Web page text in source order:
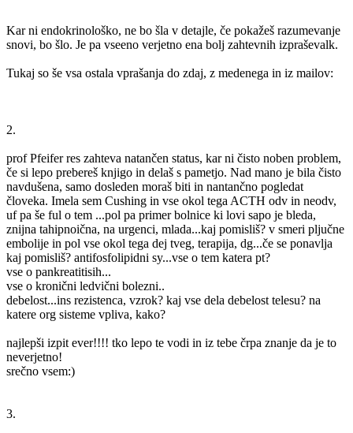
Kar ni endokrinološko, ne bo šla v detajle, če pokažeš razumevanje
snovi, bo šlo. Je pa vseeno verjetno ena bolj zahtevnih izpraševalk.
Tukaj so še vsa ostala vprašanja do zdaj, z medenega in iz mailov:
2.
prof Pfeifer res zahteva natančen status, kar ni čisto noben problem,
če si lepo prebereš knjigo in delaš s pametjo. Nad mano je bila čisto
navdušena, samo dosleden moraš biti in nantančno pogledat
človeka. Imela sem Cushing in vse okol tega ACTH odv in neodv,
uf pa še ful o tem ...pol pa primer bolnice ki lovi sapo je bleda,
znijna tahipnoična, na urgenci, mlada...kaj pomisliš? v smeri pljučne
embolije in pol vse okol tega dej tveg, terapija, dg...če se ponavlja
kaj pomisliš? antifosfolipidni sy...vse o tem katera pt?
vse o pankreatitisih...
vse o kronični ledvični bolezni..
debelost...ins rezistenca, vzrok? kaj vse dela debelost telesu? na
katere org sisteme vpliva, kako?
najlepši izpit ever!!!! tko lepo te vodi in iz tebe črpa znanje da je to
neverjetno!
srečno vsem:)
3.